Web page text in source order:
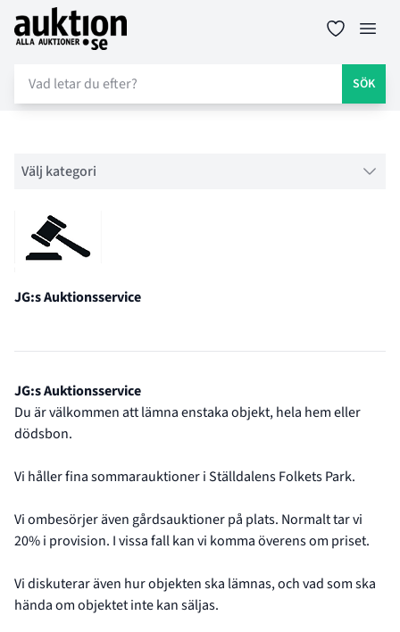
Auktion.se
SÖK
Filter
Välj kategori
JG:s Auktionsservice
Auktionshusets profil
JG:s Auktionsservice
Du är välkommen att lämna enstaka objekt, hela hem eller
dödsbon.
Vi håller fina sommarauktioner i Ställdalens Folkets Park.
Vi ombesörjer även gårdsauktioner på plats. Normalt tar vi
20% i provision. I vissa fall kan vi komma överens om priset.
Vi diskuterar även hur objekten ska lämnas, och vad som ska
hända om objektet inte kan säljas.